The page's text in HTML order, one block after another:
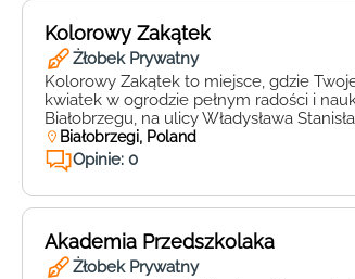
Kolorowy Zakątek
Żłobek Prywatny
Kolorowy Zakątek to miejsce, gdzie
kwiatek w ogrodzie pełnym radości i
Białobrzegu, na ulicy Władysława
oferuje opiekę na najwyższym poziomie
3 lat. W Kolorowym Zakątku każde
pełnym […]
Białobrzegi, Poland
Opinie: 0
Akademia Przedszkolaka
Żłobek Prywatny